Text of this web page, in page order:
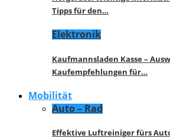
Tipps für den…
Elektronik
Kaufmannsladen Kasse –
Kaufempfehlungen für…
Mobilität
Auto – Rad
Effektive Luftreiniger fürs